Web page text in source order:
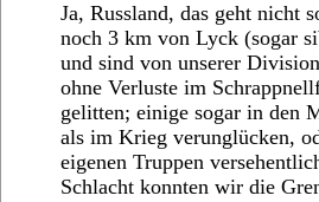
Ja, Russland, das geht nicht
noch 3 km von Lyck (sogar
und sind von unserer
ohne Verluste im
gelitten; einige sogar in den
als im Krieg verunglücken,
eigenen Truppen
Schlacht konnten wir die